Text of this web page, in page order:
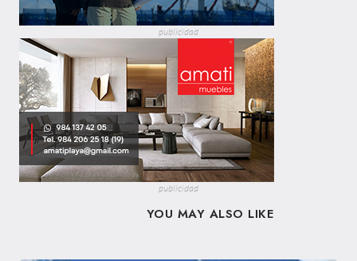
publicidad
publicidad
YOU MAY ALSO LIKE